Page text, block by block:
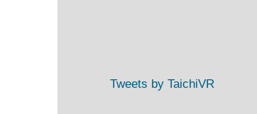
Tweets by TaichiVR